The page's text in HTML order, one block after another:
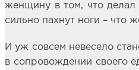
женщину в том, что делал
сильно пахнут ноги – что
И уж совсем невесело
в сопровождении своего